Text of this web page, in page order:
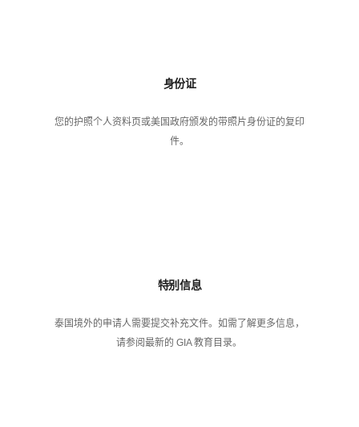
身份证
您的护照个人资料页或美国政府颁发的带照片身份证的复印
件。
特别信息
泰国境外的申请人需要提交补充文件。如需了解更多信息，
请参阅最新的 GIA 教育目录。